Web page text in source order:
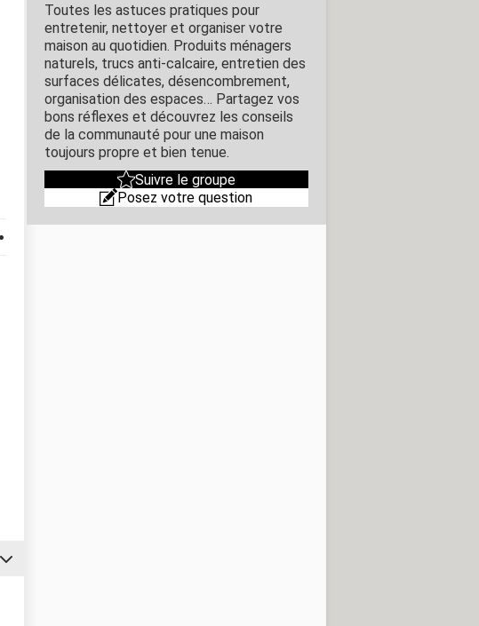
Toutes les astuces pratiques pour
entretenir, nettoyer et organiser votre
maison au quotidien. Produits ménagers
naturels, trucs anti-calcaire, entretien des
surfaces délicates, désencombrement,
organisation des espaces… Partagez vos
bons réflexes et découvrez les conseils
de la communauté pour une maison
toujours propre et bien tenue.
Suivre le groupe
Posez votre question